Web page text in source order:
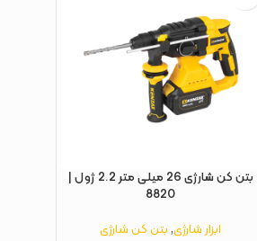
بتن کن شارژی 26 میلی متر 2.2 ژول |
8820
ابزار شارژی,بتن کن شارژی